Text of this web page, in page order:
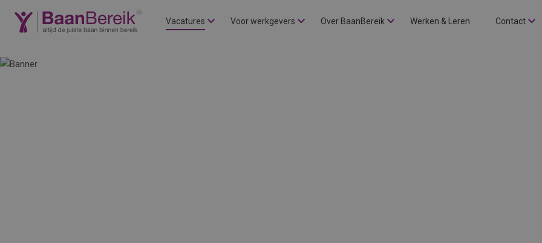
Vacatures Voor werkgevers Over BaanBereik Werken & Leren Contact